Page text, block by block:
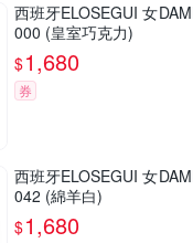
西班牙ELOSEGUI 女
000 (皇室巧克力)
$1,680
券
西班牙ELOSEGUI 女
042 (綿羊白)
$1,680